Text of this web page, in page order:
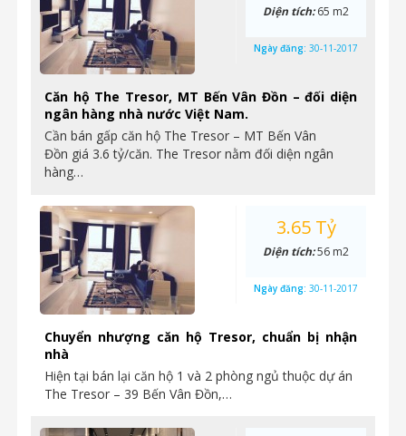
Căn hộ The Tresor, MT Bến Vân Đồn – đối diện
ngân hàng nhà nước Việt Nam.
Cần bán gấp căn hộ The Tresor – MT Bến Vân
Đồn giá 3.6 tỷ/căn. The Tresor nằm đối diện ngân
hàng…
Diện tích:65 m2
Ngày đăng: 30-11-2017
Chuyển nhượng căn hộ Tresor, chuẩn bị nhận
nhà
Hiện tại bán lại căn hộ 1 và 2 phòng ngủ thuộc dự án
The Tresor – 39 Bến Vân Đồn,…
3.65 Tỷ
Diện tích:56 m2
Ngày đăng: 30-11-2017